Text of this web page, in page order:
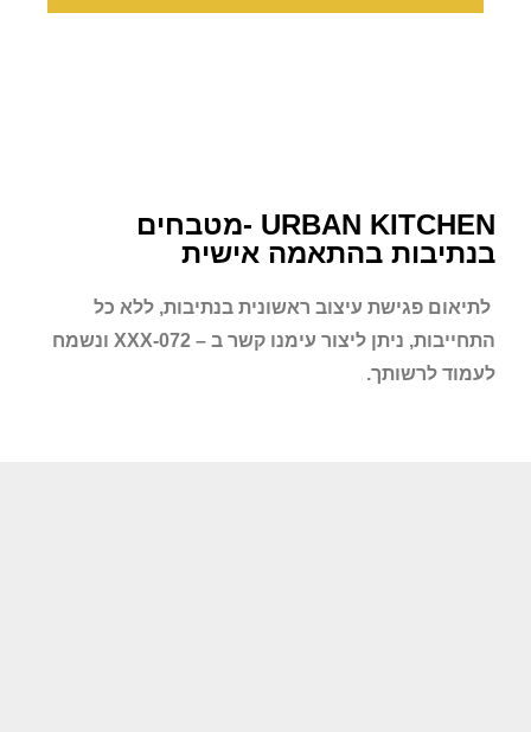
URBAN KITCHEN -מטבחים
בנתיבות בהתאמה אישית
לתיאום פגישת עיצוב ראשונית בנתיבות, ללא כל
התחייבות, ניתן ליצור עימנו קשר ב – 072-XXX ונשמח
לעמוד לרשותך.